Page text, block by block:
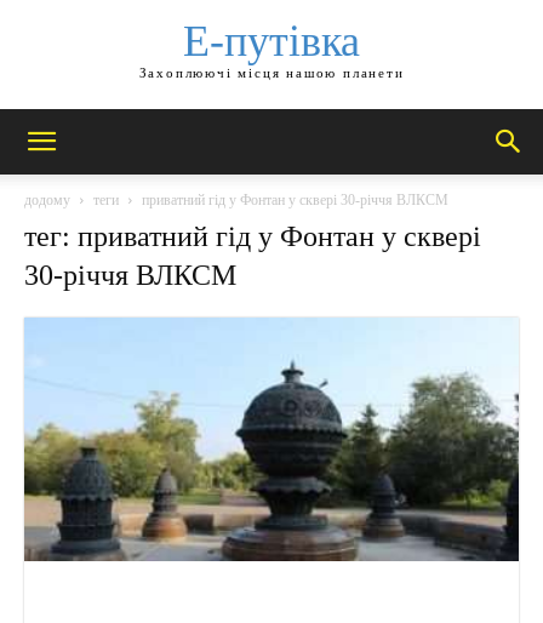
Е-путівка
Захоплюючі місця нашою планети
додому теги приватний гід у Фонтан у сквері 30-річчя ВЛКСМ
тег: приватний гід у Фонтан у сквері
30-річчя ВЛКСМ